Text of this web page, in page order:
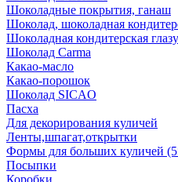
Шоколадные покрытия, ганаш
Шоколад, шоколадная
Шоколадная кондитерская
Шоколад Carma
Какао-масло
Какао-порошок
Шоколад SICAO
Пасха
Для декорирования куличей
Ленты,шпагат,открытки
Формы для больших куличей
Посыпки
Коробки